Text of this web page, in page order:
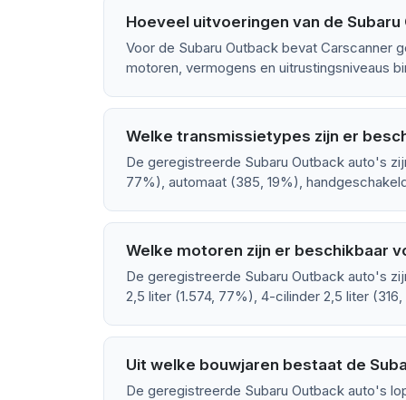
Hoeveel uitvoeringen van de Subaru
Voor de Subaru Outback bevat Carscanner
motoren, vermogens en uitrustingsniveaus
Welke transmissietypes zijn er
De geregistreerde Subaru Outback auto's
77%), automaat (385, 19%),
Welke motoren zijn er beschikbaar
De geregistreerde Subaru Outback auto's
2,5 liter (1.574, 77%), 4-cilinder 2,5 liter
Uit welke bouwjaren bestaat de
De geregistreerde Subaru Outback auto's